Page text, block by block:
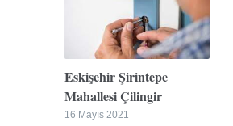
Eskişehir Şirintepe
Mahallesi Çilingir
16 Mayıs 2021